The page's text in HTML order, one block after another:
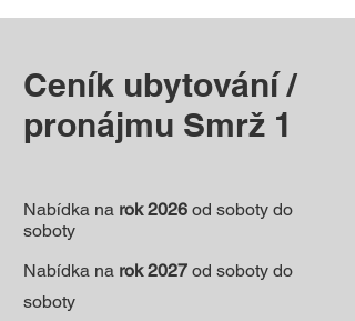
Ceník ubytování /
pronájmu Smrž 1
Nabídka na rok 2026 od soboty do
soboty
Nabídka na rok 2027 od soboty do
soboty